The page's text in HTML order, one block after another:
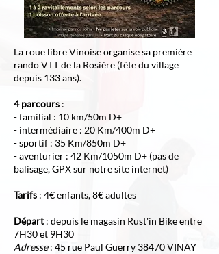
La roue libre Vinoise organise sa première
rando VTT de la Rosière (fête du village
depuis 133 ans).
4 parcours :
- familial : 10 km/50m D+
- intermédiaire : 20 Km/400m D+
- sportif : 35 Km/850m D+
- aventurier : 42 Km/1050m D+ (pas de
balisage, GPX sur notre site internet)
Tarifs : 4€ enfants, 8€ adultes
Départ: depuis le magasin Rust'in Bike entre
7H30 et 9H30
Adresse: 45 rue Paul Guerry 38470 VINAY